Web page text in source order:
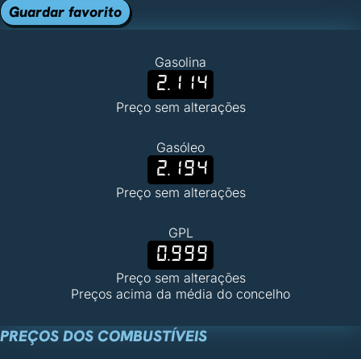
Guardar favorito
Gasolina
2.114
Preço sem alterações
Gasóleo
2.194
Preço sem alterações
GPL
0.999
Preço sem alterações
Preços acima da média do concelho
PREÇOS DOS COMBUSTÍVEIS